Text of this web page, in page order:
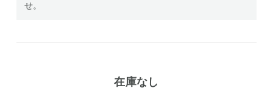
せ。
在庫なし